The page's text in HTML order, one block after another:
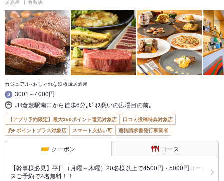
居酒屋 倉敷駅
カジュアル×おしゃれな鉄板焼居酒屋
3001～4000円
JR倉敷駅南口から徒歩6分｡ﾋﾞｵｽ憩いの広場目の前｡
【アプリ予約限定】最大350ポイント還元対象店
口コミ投稿特典対象店
ポイントプラス対象店
スマート支払い可 適格請求書発行事業者
クーポン コース
【幹事様必見】平日（月曜～木曜）20名様以上で4500円・5000円コー
スご予約で2名無料！！